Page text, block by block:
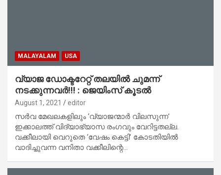
MALAYALAM USA
വ്യാജ ഡോക്ടറേറ്റ് തലയിൽ ചുമന്ന്
നടക്കുന്നവർ!!! : ജെയിംസ് കൂടൽ
August 1, 2021 editor
സർവ മേഖലകളിലും ‘വ്യാജന്മാർ വിലസുന്ന’
ഇക്കാലത്ത് വിദ്യാഭ്യാസ രംഗവും വേറിട്ടതല്ല.
വക്കീലായി വെറുതെ ‘വേഷം കെട്ടി’ കോടതിയിൽ
വാദിച്ചുവന്ന വനിതാ വക്കീലിന്റെ…